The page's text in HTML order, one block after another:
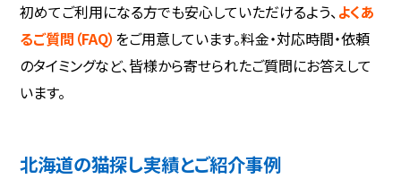
初めてご利用になる方でも安心していただけるよう、よくあ
るご質問（FAQ） をご用意しています。料金・対応時間・依頼
のタイミングなど、皆様から寄せられたご質問にお答えして
います。
北海道の猫探し実績とご紹介事例